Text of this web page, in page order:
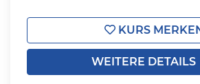
KURS
WEITERE DETAILS